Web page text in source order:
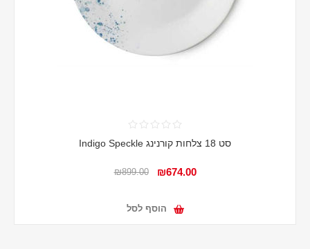
סט 18 צלחות קורנינג Indigo Speckle
₪674.00
₪899.00
הוסף לסל